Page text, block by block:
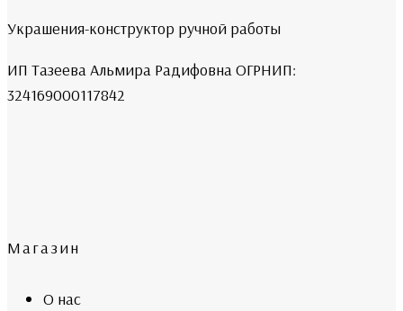
Украшения-конструктор ручной работы
ИП Тазеева Альмира Радифовна ОГРНИП:
324169000117842
Магазин
О нас